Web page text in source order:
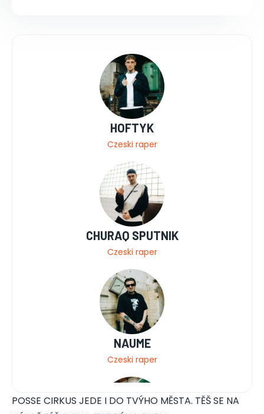
HOFTYK
Czeski raper
CHURAQ SPUTNIK
Czeski raper
NAUME
Czeski raper
POSSE CIRKUS JEDE I DO TVÝHO MĚSTA. TĚŠ SE NA